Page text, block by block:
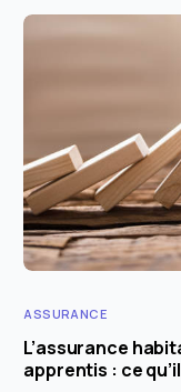
ASSURANCE
L’assurance
apprentis : ce